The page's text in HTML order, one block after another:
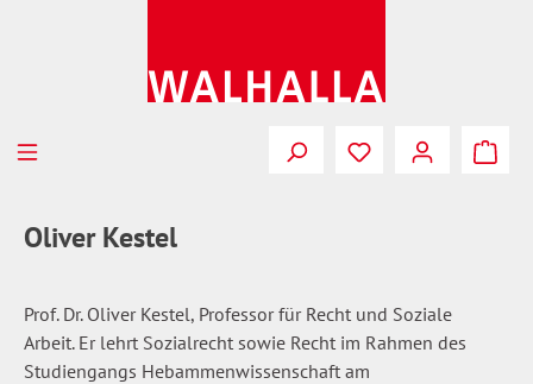
Du hast 0
Oliver Kestel
Prof. Dr. Oliver Kestel, Professor für Recht und Soziale
Arbeit. Er lehrt Sozialrecht sowie Recht im Rahmen des
Studiengangs Hebammenwissenschaft am